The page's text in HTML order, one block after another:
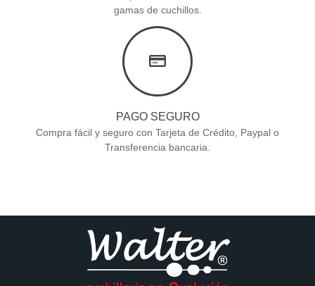
gamas de cuchillos.
PAGO SEGURO
Compra fácil y seguro con Tarjeta de Crédito, Paypal o
Transferencia bancaria.